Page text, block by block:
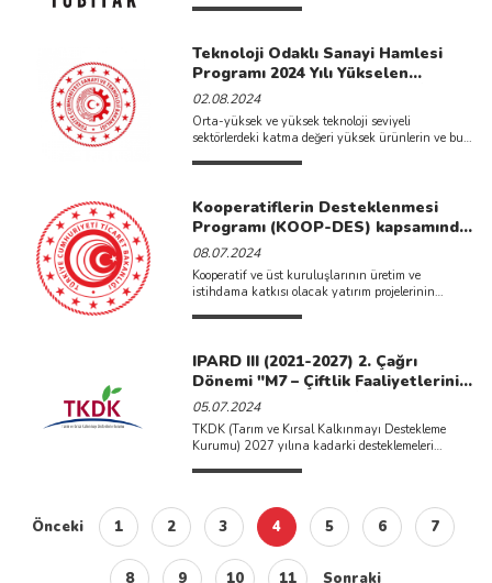
Teknoloji Odaklı Sanayi Hamlesi
Programı 2024 Yılı Yükselen
Yenilikçi Teknolojiler Çağrısı İlan
Edilmiştir.
02.08.2024
Orta-yüksek ve yüksek teknoloji seviyeli
sektörlerdeki katma değeri yüksek ürünlerin ve bu
Kooperatiflerin Desteklenmesi
Programı (KOOP-DES) kapsamında
2024 yılı 2.dönem proje başvuruları
başlamıştır.
08.07.2024
Kooperatif ve üst kuruluşlarının üretim ve
istihdama katkısı olacak yatırım projelerinin
IPARD III (2021-2027) 2. Çağrı
Dönemi "M7 – Çiftlik Faaliyetlerinin
Çeşitlendirilmesi ve İş Geliştirme"
Çağrısı İlan Edilmiştir.
05.07.2024
TKDK (Tarım ve Kırsal Kalkınmayı Destekleme
Kurumu) 2027 yılına kadarki desteklemeleri
Önceki 1 2 3 4 5 6 7
8 9 10 11 Sonraki